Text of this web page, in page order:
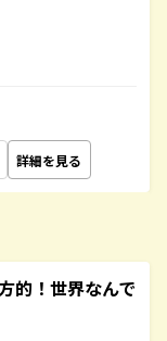
詳細を見る
的！世界なんで